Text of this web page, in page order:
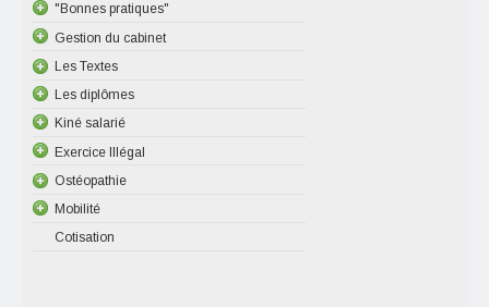
"Bonnes pratiques"
Gestion du cabinet
Les Textes
Les diplômes
Kiné salarié
Exercice Illégal
Ostéopathie
Mobilité
Cotisation